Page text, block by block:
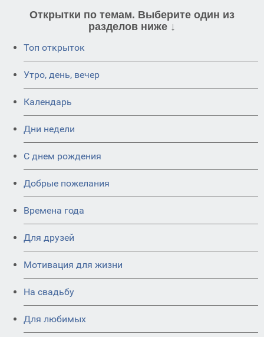
Открытки по темам. Выберите один из
разделов ниже ↓
Топ открыток
Утро, день, вечер
Календарь
Дни недели
C днем рождения
Добрые пожелания
Времена года
Для друзей
Мотивация для жизни
На свадьбу
Для любимых